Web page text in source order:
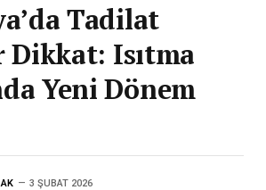
Tadilat
Dikkat: Isıtma
Yeni Dönem
3 ŞUBAT 2026